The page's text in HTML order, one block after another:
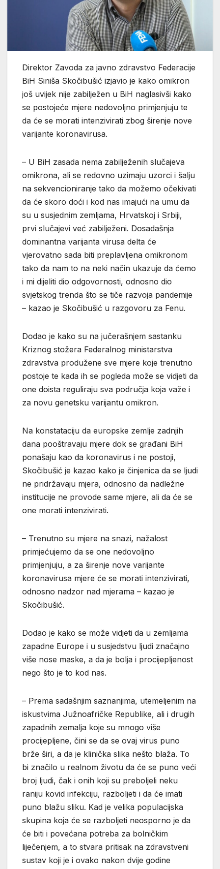
Direktor Zavoda za javno zdravstvo Federacije
BiH Siniša Skočibušić izjavio je kako omikron
još uvijek nije zabilježen u BiH naglasivši kako
se postojeće mjere nedovoljno primjenjuju te
da će se morati intenzivirati zbog širenje nove
varijante koronavirusa.
– U BiH zasada nema zabilježenih slučajeva
omikrona, ali se redovno uzimaju uzorci i šalju
na sekvencioniranje tako da možemo očekivati
da će skoro doći i kod nas imajući na umu da
su u susjednim zemljama, Hrvatskoj i Srbiji,
prvi slučajevi već zabilježeni. Dosadašnja
dominantna varijanta virusa delta će
vjerovatno sada biti preplavljena omikronom
tako da nam to na neki način ukazuje da ćemo
i mi dijeliti dio odgovornosti, odnosno dio
svjetskog trenda što se tiče razvoja pandemije
– kazao je Skočibušić u razgovoru za Fenu.
Dodao je kako su na jučerašnjem sastanku
Kriznog stožera Federalnog ministarstva
zdravstva produžene sve mjere koje trenutno
postoje te kada ih se pogleda može se vidjeti da
one doista reguliraju sva područja koja važe i
za novu genetsku varijantu omikron.
Na konstataciju da europske zemlje zadnjih
dana pooštravaju mjere dok se građani BiH
ponašaju kao da koronavirus i ne postoji,
Skočibušić je kazao kako je činjenica da se ljudi
ne pridržavaju mjera, odnosno da nadležne
institucije ne provode same mjere, ali da će se
one morati intenzivirati.
– Trenutno su mjere na snazi, nažalost
primjećujemo da se one nedovoljno
primjenjuju, a za širenje nove varijante
koronavirusa mjere će se morati intenzivirati,
odnosno nadzor nad mjerama – kazao je
Skočibušić.
Dodao je kako se može vidjeti da u zemljama
zapadne Europe i u susjedstvu ljudi značajno
više nose maske, a da je bolja i procijepljenost
nego što je to kod nas.
– Prema sadašnjim saznanjima, utemeljenim na
iskustvima Južnoafričke Republike, ali i drugih
zapadnih zemalja koje su mnogo više
procijepljene, čini se da se ovaj virus puno
brže širi, a da je klinička slika nešto blaža. To
bi značilo u realnom životu da će se puno veći
broj ljudi, čak i onih koji su preboljeli neku
raniju kovid infekciju, razboljeti i da će imati
puno blažu sliku. Kad je velika populacijska
skupina koja će se razboljeti neosporno je da
će biti i povećana potreba za bolničkim
liječenjem, a to stvara pritisak na zdravstveni
sustav koji je i ovako nakon dvije godine